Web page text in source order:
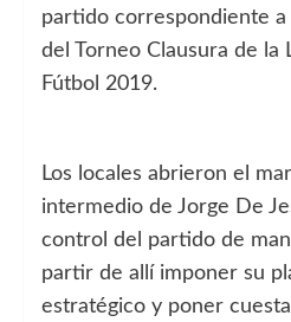
partido correspondiente a
del Torneo Clausura de la
Fútbol 2019.
Los locales abrieron el
intermedio de Jorge De
control del partido de
partir de allí imponer su
estratégico y poner